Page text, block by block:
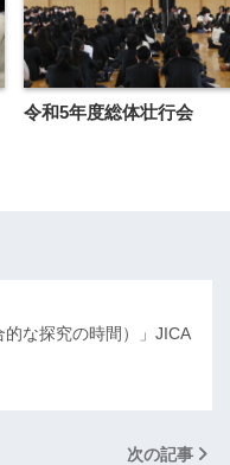
令和5年度総体壮行会
な探究の時間）」JICA
次の記事